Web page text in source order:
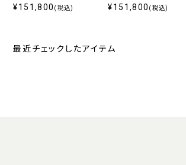
365 スーパー130's ネイ
¥151,800 (税込)
365 スーパー130's グレ
¥151,800 (税込)
最近チェックしたアイテム